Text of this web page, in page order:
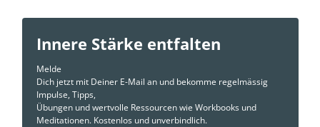
Innere Stärke entfalten
Melde
Dich jetzt mit Deiner E-Mail an und bekomme regelmässig
Impulse, Tipps,
Übungen und wertvolle Ressourcen wie Workbooks und
Meditationen. Kostenlos und unverbindlich.